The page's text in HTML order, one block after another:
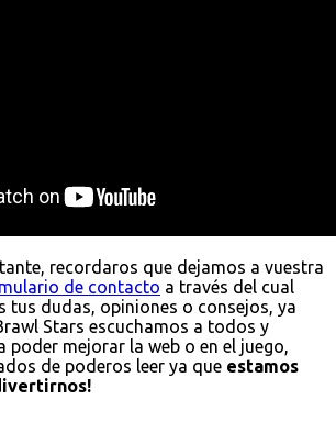
recordaros que dejamos a vuestra
de contacto a través del cual
tus dudas, opiniones o consejos, ya
Stars escuchamos a todos y
poder mejorar la web o en el juego,
de poderos leer ya que estamos